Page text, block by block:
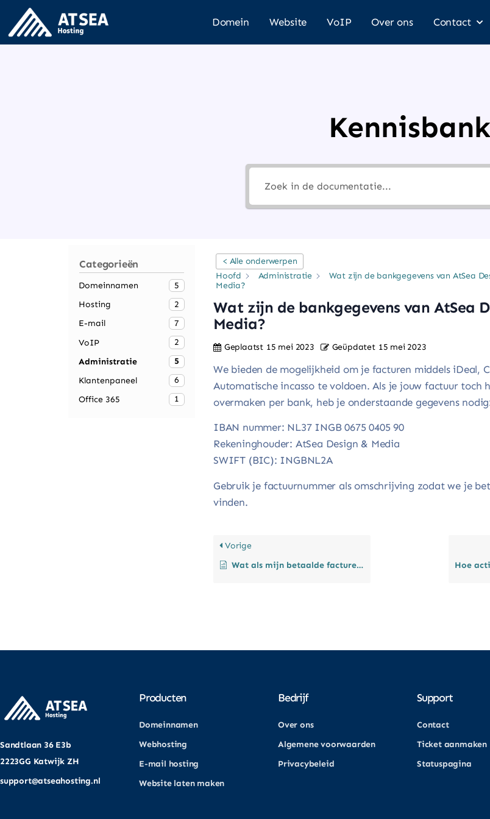
Domein Website VoIP Over ons Contact
Kennisbank
Categorieën
Domeinnamen
5
Hosting
2
E-mail
7
VoIP
2
Administratie
5
Klantenpaneel
6
Office 365
1
< Alle onderwerpen
Hoofd
Administratie
Wat zijn de bankgegevens van AtSea
Media?
Wat zijn de bankgegevens van AtSea
Media?
Geplaatst 15 mei 2023 Geüpdatet 15 mei 2023
We bieden de mogelijkheid om je facturen middels iDeal,
Automatische incasso te voldoen. Als je jouw factuur toch
overmaken per bank, heb je onderstaande gegevens
IBAN nummer: NL37 INGB 0675 0405 90
Rekeninghouder: AtSea Design & Media
SWIFT (BIC): INGBNL2A
Gebruik je factuurnummer als omschrijving zodat we je
vinden.
Vorige
Wat als mijn betaalde facturen nog niet als verwerkt worden aangemerkt?
Sandtlaan 36 E3b
2223GG Katwijk ZH
support@atseahosting.nl
Producten
Domeinnamen
Webhosting
E-mail hosting
Website laten maken
Bedrijf
Over ons
Algemene voorwaarden
Privacybeleid
Support
Contact
Ticket aanmaken
Statuspagina